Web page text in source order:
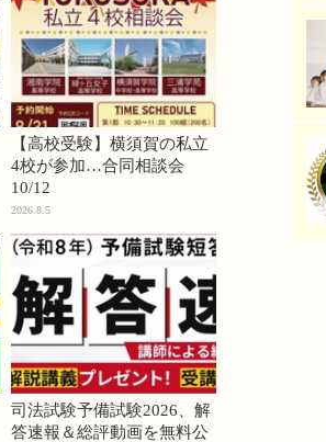
【高校受験】横須賀の私立
4校が参加…合同相談会
10/12
2026.8.5
司法試験予備試験2026、解
答速報＆総評動画を無料公